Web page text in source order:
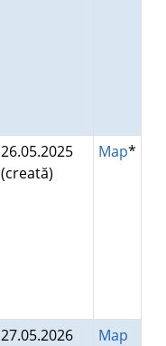
26.05.2025
(creată)
Map*
27.05.2026
Map